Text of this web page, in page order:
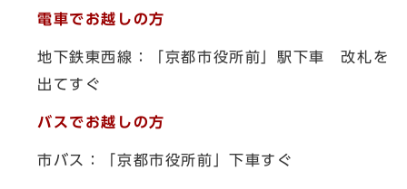
電車でお越しの方
地下鉄東西線：「京都市役所前」駅下車 改札を
出てすぐ
バスでお越しの方
市バス：「京都市役所前」下車すぐ